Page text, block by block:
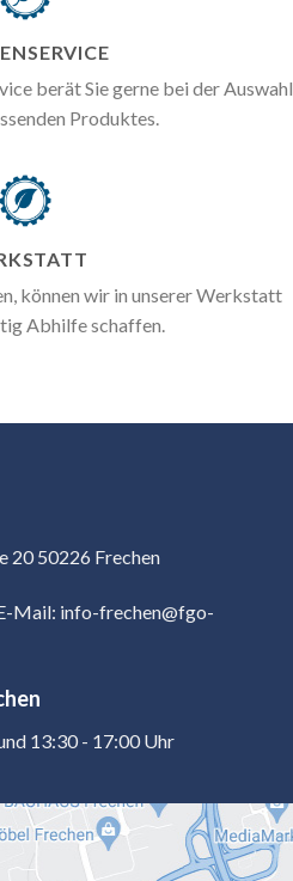
berät Sie gerne bei der Auswahl
Produktes.
können wir in unserer Werkstatt
Abhilfe schaffen.
20 50226 Frechen
Mail: info-frechen@fgo-
13:30 - 17:00 Uhr